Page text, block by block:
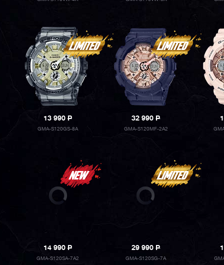
13 990P
GMA-S120GS-8A
32 990P
GMA-S120MF-2A2
14 990P
GMA-S120SA-7A2
29 990P
GMA-S120SG-7A